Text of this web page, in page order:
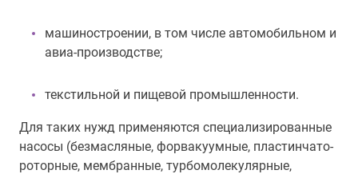
машиностроении, в том числе автомобильном и
авиа-производстве;
текстильной и пищевой промышленности.
Для таких нужд применяются специализированные
насосы (безмасляные, форвакуумные, пластинчато-
роторные, мембранные, турбомолекулярные,